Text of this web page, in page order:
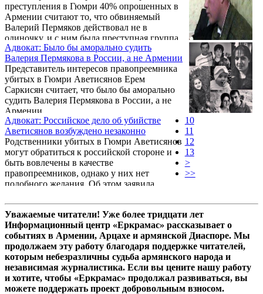
преступления в Гюмри 40% опрошенных в
Армении считают то, что обвиняемый
Валерий Пермяков действовал не в
одиночку, и с ним была преступная группа.
Об этом на пресс-конференции 6 апреля
заявил директор представительства «Gallup
International association» в Армении Арам
Навасардян.
Адвокат: Было бы аморально судить
Валерия Пермякова в России, а не Армении
Представитель интересов правопреемника
убитых в Гюмри Аветисянов Ерем
Саркисян считает, что было бы аморально
судить Валерия Пермякова в России, а не
Армении.
Адвокат: Российское дело об убийстве
Аветисянов возбуждено незаконно
Родственники убитых в Гюмри Аветисянов
могут обратиться к российской стороне и
быть вовлечены в качестве
правопреемников, однако у них нет
подобного желания. Об этом заявила
потерпевшей стороны, адвокат Лусине
Саакян на состоявшихся в Гюмри 2 апреля
обсуждениях.
10
11
12
13
>
>>
Уважаемые читатели! Уже более тридцати лет
Информационный центр «Еркрамас» рассказывает о
событиях в Армении, Арцахе и армянской Диаспоре. Мы
продолжаем эту работу благодаря поддержке читателей,
которым небезразличны судьба армянского народа и
независимая журналистика. Если вы цените нашу работу
и хотите, чтобы «Еркрамас» продолжал развиваться, вы
можете поддержать проект добровольным взносом.